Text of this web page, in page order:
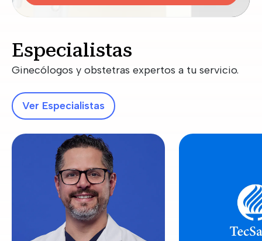
Especialistas
Ginecólogos y obstetras expertos a tu servicio.
Ver Especialistas